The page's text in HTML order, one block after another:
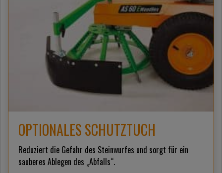
OPTIONALES SCHUTZTUCH
Reduziert die Gefahr des Steinwurfes und sorgt für ein
sauberes Ablegen des „Abfalls“.